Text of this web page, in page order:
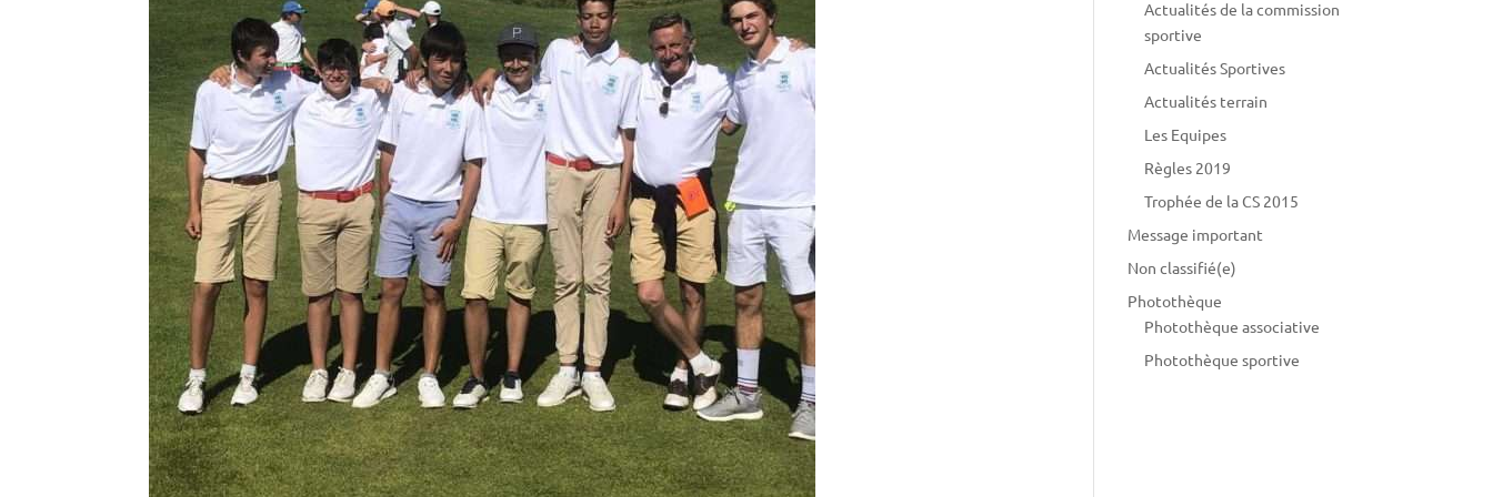
Actualités de la commission
sportive
Actualités Sportives
Actualités terrain
Les Equipes
Règles 2019
Trophée de la CS 2015
Message important
Non classifié(e)
Photothèque
Photothèque associative
Photothèque sportive